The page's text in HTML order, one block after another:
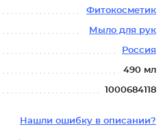
Фитокосметик
Мыло для рук
Россия
490 мл
1000684118
Нашли ошибку в описании?